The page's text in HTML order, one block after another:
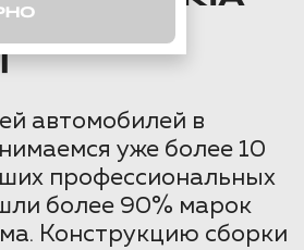
автомобилей в
уже более 10
профессиональных
более 90% марок
Конструкцию сборки